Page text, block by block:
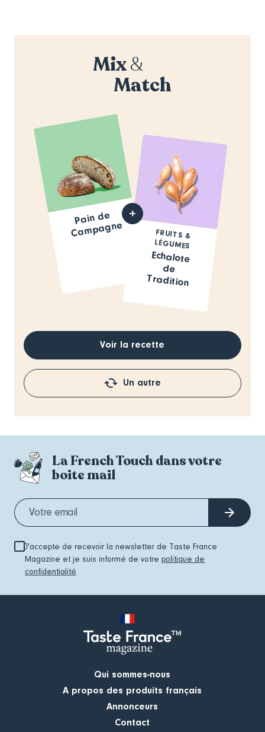
Mix&
Match
Pain de
Ca
mpagne FRUITS &
LÉGUMES
Echalote
de
Tradition
Voir la recette
Un autre
La French Touch dans votre
boite mail
J'accepte de recevoir la newsletter de Taste France
Magazine et je suis informé de votre politique de
confidentialité
Qui sommes-nous
A propos des produits français
Annonceurs
Contact